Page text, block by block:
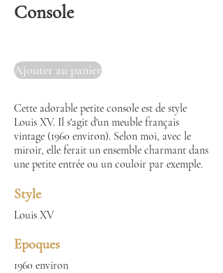
Console
Ajouter au panier
Cette adorable petite console est de style
Louis XV. Il s'agit d'un meuble français
vintage (1960 environ). Selon moi, avec le
miroir, elle ferait un ensemble charmant dans
une petite entrée ou un couloir par exemple.
Style
Louis XV
Epoques
1960 environ